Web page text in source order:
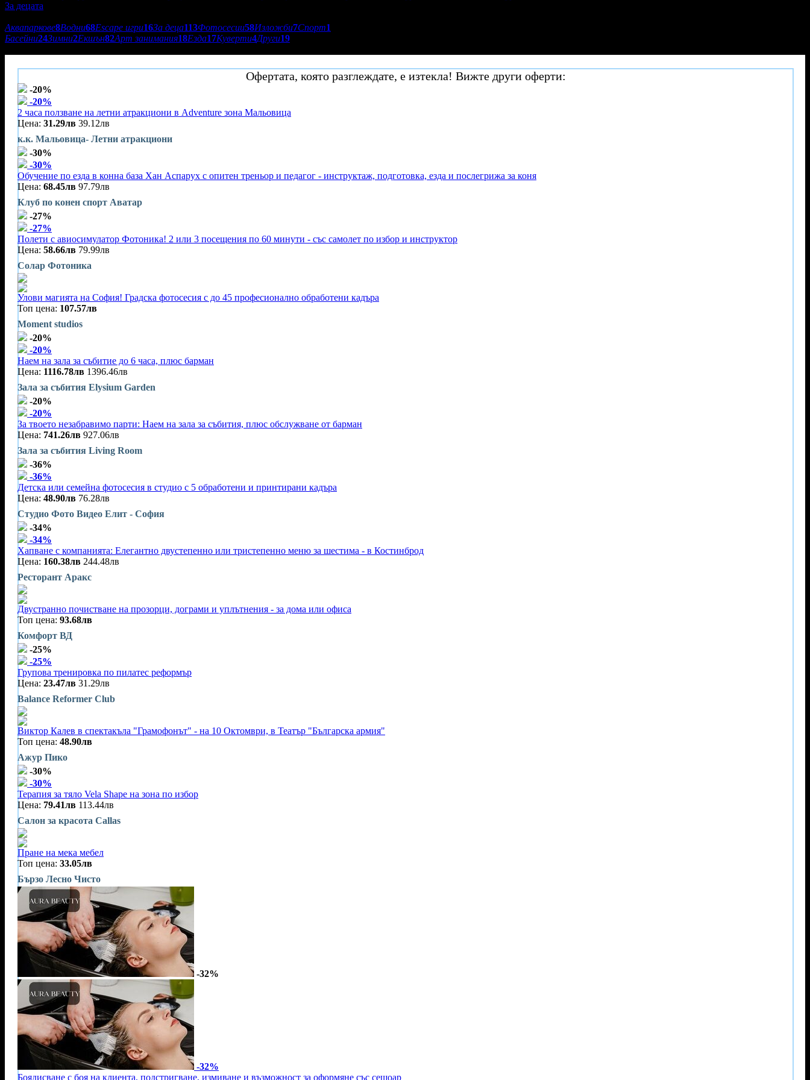
За децата
Аквапаркове8Водни68Escape игри16За деца113Фотосесии58Изложби7Спорт1
Басейни24Зимни2Екшън82Арт занимания18Езда17Куверти4Други19
Офертата, която разглеждате, е изтекла! Вижте други оферти:
-20%
-20%
2 часа ползване на летни атракциони в Adventure зона Мальовица
Цена: 31.29лв 39.12лв
к.к. Мальовица- Летни атракциони
-30%
-30%
Обучение по езда в конна база Хан Аспарух с опитен треньор и педагог - инструктаж, подготовка, езда и послегрижа за коня
Цена: 68.45лв 97.79лв
Клуб по конен спорт Аватар
-27%
-27%
Полети с авиосимулатор Фотоника! 2 или 3 посещения по 60 минути - със самолет по избор и инструктор
Цена: 58.66лв 79.99лв
Солар Фотоника
Улови магията на София! Градска фотосесия с до 45 професионално обработени кадъра
Топ цена: 107.57лв
Moment studios
-20%
-20%
Наем на зала за събитие до 6 часа, плюс барман
Цена: 1116.78лв 1396.46лв
Зала за събития Elysium Garden
-20%
-20%
За твоето незабравимо парти: Наем на зала за събития, плюс обслужване от барман
Цена: 741.26лв 927.06лв
Зала за събития Living Room
-36%
-36%
Детска или семейна фотосесия в студио с 5 обработени и принтирани кадъра
Цена: 48.90лв 76.28лв
Студио Фото Видео Елит - София
-34%
-34%
Хапване с компанията: Елегантно двустепенно или тристепенно меню за шестима - в Костинброд
Цена: 160.38лв 244.48лв
Ресторант Аракс
Двустранно почистване на прозорци, дограми и уплътнения - за дома или офиса
Топ цена: 93.68лв
Комфорт ВД
-25%
-25%
Групова тренировка по пилатес реформър
Цена: 23.47лв 31.29лв
Balance Reformer Club
Виктор Калев в спектакъла "Грамофонът" - на 10 Октомври, в Театър "Българска армия"
Топ цена: 48.90лв
Ажур Пико
-30%
-30%
Терапия за тяло Vela Shape на зона по избор
Цена: 79.41лв 113.44лв
Салон за красота Callas
Пране на мека мебел
Топ цена: 33.05лв
Бързо Лесно Чисто
-32%
-32%
Боядисване с боя на клиента, подстригване, измиване и възможност за оформяне със сешоар